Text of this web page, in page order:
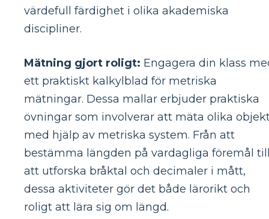
värdefull färdighet i olika akademiska
discipliner.
Mätning gjort roligt: ​​Engagera din klass
ett praktiskt kalkylblad för metriska
mätningar. Dessa mallar erbjuder praktiska
övningar som involverar att mäta olika
med hjälp av metriska system. Från att
bestämma längden på vardagliga föremål
att utforska bråktal och decimaler i mått,
dessa aktiviteter gör det både lärorikt och
roligt att lära sig om längd.